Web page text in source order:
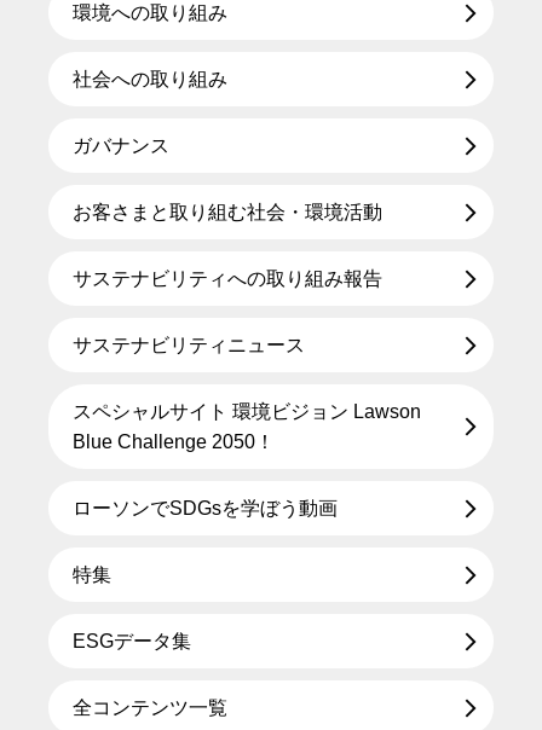
環境への取り組み
社会への取り組み
ガバナンス
お客さまと取り組む社会・環境活動
サステナビリティへの取り組み報告
サステナビリティニュース
スペシャルサイト 環境ビジョン Lawson
Blue Challenge 2050！
ローソンでSDGsを学ぼう動画
特集
ESGデータ集
全コンテンツ一覧